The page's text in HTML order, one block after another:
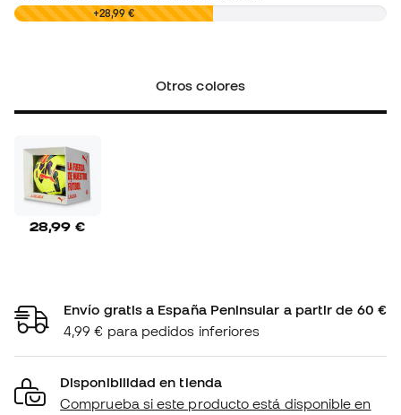
0,00 € +28,99 €
Otros colores
28,99 €
Envío gratis a España Peninsular a partir de 60 €
4,99 € para pedidos inferiores
Disponibilidad en tienda
Comprueba si este producto está disponible en